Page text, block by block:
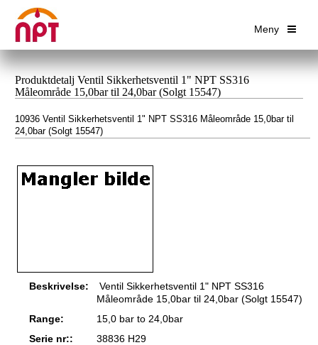
Meny
Produktdetalj Ventil Sikkerhetsventil 1" NPT SS316
Måleområde 15,0bar til 24,0bar (Solgt 15547)
10936 Ventil Sikkerhetsventil 1" NPT SS316 Måleområde 15,0bar til
24,0bar (Solgt 15547)
Beskrivelse:
Ventil Sikkerhetsventil 1" NPT SS316
Måleområde 15,0bar til 24,0bar (Solgt 15547)
Range:
15,0 bar to 24,0bar
Serie nr::
38836 H29